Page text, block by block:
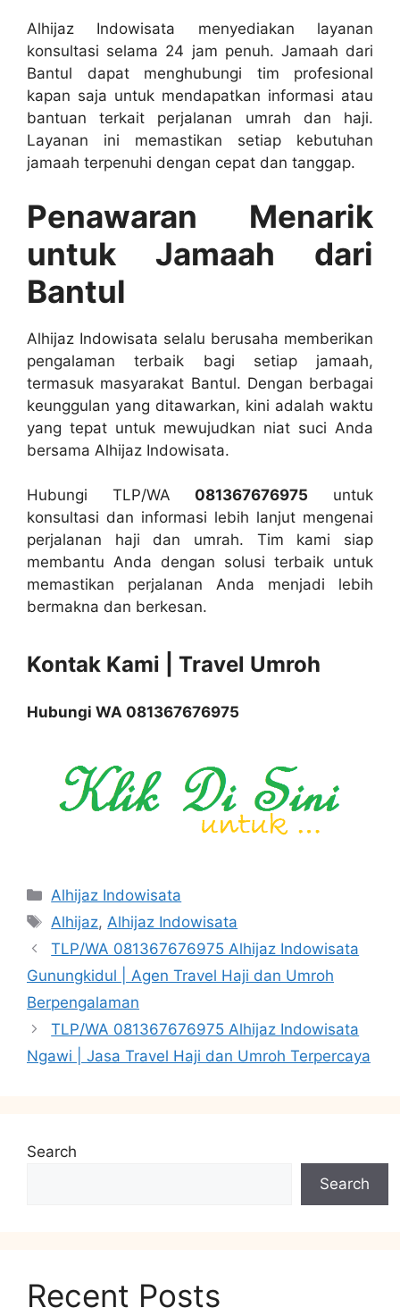
Alhijaz Indowisata menyediakan layanan
konsultasi selama 24 jam penuh. Jamaah dari
Bantul dapat menghubungi tim profesional
kapan saja untuk mendapatkan informasi atau
bantuan terkait perjalanan umrah dan haji.
Layanan ini memastikan setiap kebutuhan
jamaah terpenuhi dengan cepat dan tanggap.
Penawaran Menarik
untuk Jamaah dari
Bantul
Alhijaz Indowisata selalu berusaha memberikan
pengalaman terbaik bagi setiap jamaah,
termasuk masyarakat Bantul. Dengan berbagai
keunggulan yang ditawarkan, kini adalah waktu
yang tepat untuk mewujudkan niat suci Anda
bersama Alhijaz Indowisata.
Hubungi TLP/WA081367676975 untuk
konsultasi dan informasi lebih lanjut mengenai
perjalanan haji dan umrah. Tim kami siap
membantu Anda dengan solusi terbaik untuk
memastikan perjalanan Anda menjadi lebih
bermakna dan berkesan.
Kontak Kami | Travel Umroh
Hubungi WA 081367676975
Categories
Alhijaz Indowisata
Tags
Alhijaz,Alhijaz Indowisata
TLP/WA 081367676975 Alhijaz Indowisata
Gunungkidul | Agen Travel Haji dan Umroh
Berpengalaman
TLP/WA 081367676975 Alhijaz Indowisata
Ngawi | Jasa Travel Haji dan Umroh Terpercaya
Search
Search
Recent Posts